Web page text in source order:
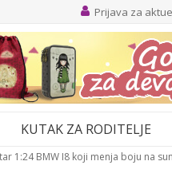
Prijava za
KUTAK ZA RODITELJE
1:24 BMW I8 koji menja boju na